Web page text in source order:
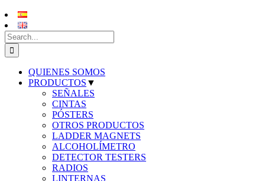
Search
for:
QUIENES SOMOS
PRODUCTOS ▼
SEÑALES
CINTAS
PÓSTERS
OTROS PRODUCTOS
LADDER MAGNETS
ALCOHOLÍMETRO
DETECTOR TESTERS
RADIOS
LINTERNAS